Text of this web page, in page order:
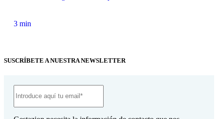
3 min
SUSCRÍBETE A NUESTRA NEWSLETTER